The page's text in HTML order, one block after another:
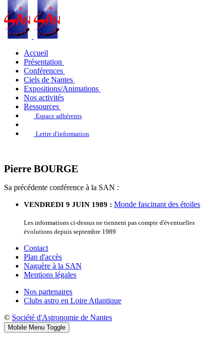
Accueil
Présentation
Conférences
Ciels de Nantes
Expositions/Animations
Nos activités
Ressources
Espace adhérents
Lettre d'information
Pierre BOURGE
Sa précédente conférence à la SAN :
VENDREDI 9 JUIN 1989 : Monde fascinant des étoiles
Les informations ci-dessus ne tiennent pas compte d'éventuelles
évolutions depuis septembre 1989
Contact
Plan d'accès
Naguère à la SAN
Mentions légales
Nos partenaires
Clubs astro en Loire Atlantique
© Société d'Astronomie de Nantes
Mobile Menu Toggle